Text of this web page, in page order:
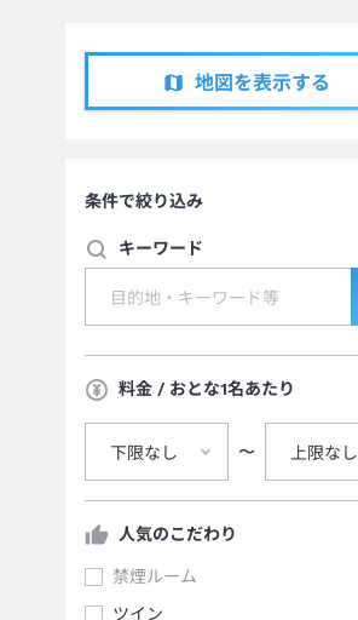
地図を表示する
条件で絞り込み
キーワード
料金 / おとな1名あたり
下限なし 〜 上限なし
人気のこだわり
禁煙ルーム
ツイン